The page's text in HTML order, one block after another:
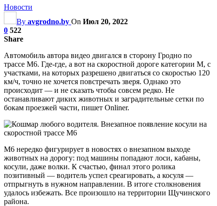
Новости
By avgrodno.by On Июл 20, 2022
0 522
Share
Автомобиль автора видео двигался в сторону Гродно по
трассе М6. Где-где, а вот на скоростной дороге категории М, с
участками, на которых разрешено двигаться со скоростью 120
км/ч, точно не хочется повстречать зверя. Однако это
происходит — и не сказать чтобы совсем редко. Не
останавливают диких животных и заградительные сетки по
бокам проезжей части, пишет Onliner.
М6 нередко фигурирует в новостях о внезапном выходе
животных на дорогу: под машины попадают лоси, кабаны,
косули, даже волки. К счастью, финал этого ролика
позитивный — водитель успел среагировать, а косуля —
отпрыгнуть в нужном направлении. В итоге столкновения
удалось избежать. Все произошло на территории Щучинского
района.